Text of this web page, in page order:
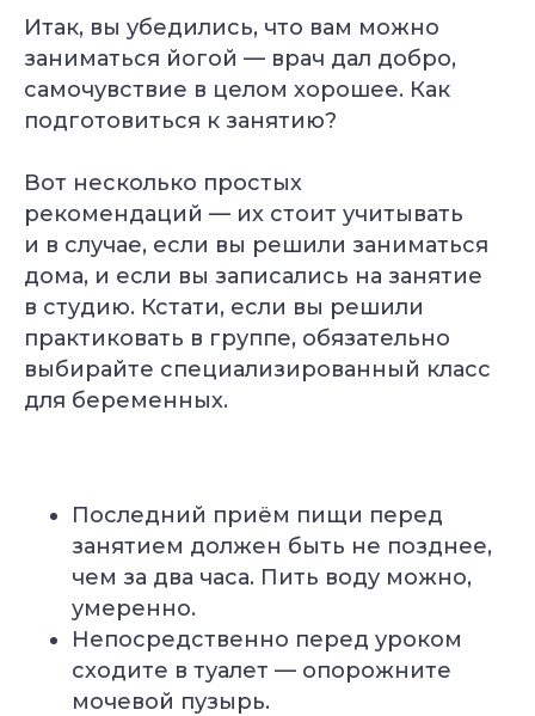
Итак, вы убедились, что вам можно
заниматься йогой — врач дал добро,
самочувствие в целом хорошее. Как
подготовиться к занятию?
Вот несколько простых
рекомендаций — их стоит учитывать
и в случае, если вы решили заниматься
дома, и если вы записались на занятие
в студию. Кстати, если вы решили
практиковать в группе, обязательно
выбирайте специализированный класс
для беременных.
Последний приём пищи перед
занятием должен быть не позднее,
чем за два часа. Пить воду можно,
умеренно.
Непосредственно перед уроком
сходите в туалет — опорожните
мочевой пузырь.